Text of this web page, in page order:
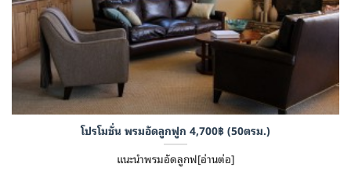
โปรโมชั่น พรมอัดลูกฟูก 4,700฿ (50ตรม.)
แนะนำพรมอัดลูกฟ[อ่านต่อ]